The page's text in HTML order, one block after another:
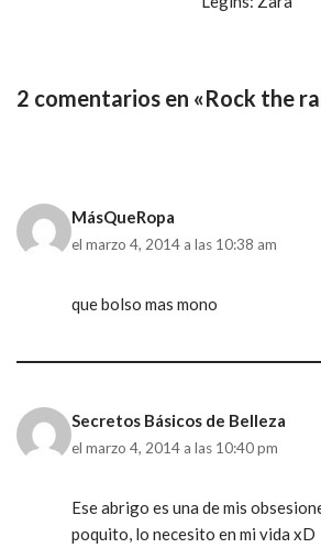
2 comentarios en «Rock the
MásQueRopa
el marzo 4, 2014 a las 10:38 am
que bolso mas mono
Secretos Básicos de Belleza
el marzo 4, 2014 a las 10:40 pm
Ese abrigo es una de mis
poquito, lo necesito en mi vida xD